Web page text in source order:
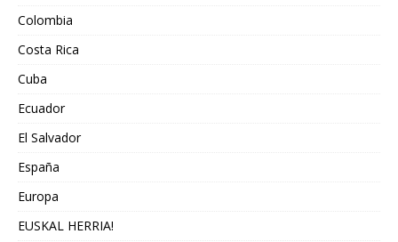
Colombia
Costa Rica
Cuba
Ecuador
El Salvador
España
Europa
EUSKAL HERRIA!